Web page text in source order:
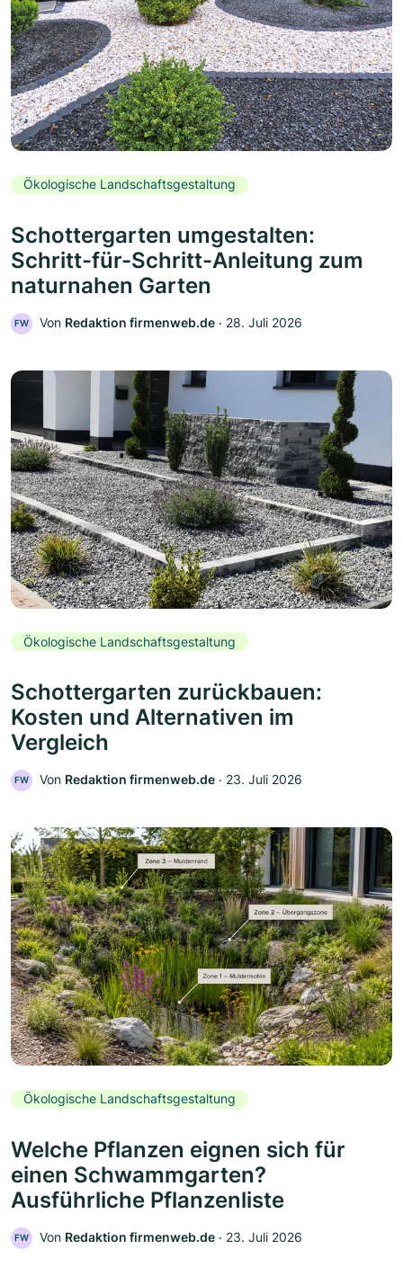
Ökologische Landschaftsgestaltung
Schottergarten umgestalten:
Schritt-für-Schritt-Anleitung zum
naturnahen Garten
FW Von Redaktion firmenweb.de ‧ 28. Juli 2026
Ökologische Landschaftsgestaltung
Schottergarten zurückbauen:
Kosten und Alternativen im
Vergleich
FW Von Redaktion firmenweb.de ‧ 23. Juli 2026
Ökologische Landschaftsgestaltung
Welche Pflanzen eignen sich für
einen Schwammgarten?
Ausführliche Pflanzenliste
FW Von Redaktion firmenweb.de ‧ 23. Juli 2026